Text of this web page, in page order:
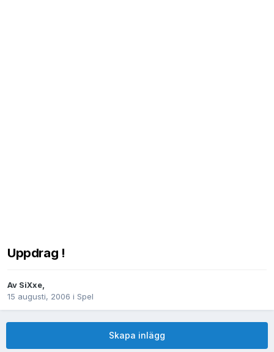
Uppdrag !
Av SiXxe,
15 augusti, 2006 i Spel
Skapa inlägg